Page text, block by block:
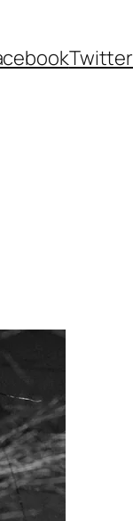
Twitter